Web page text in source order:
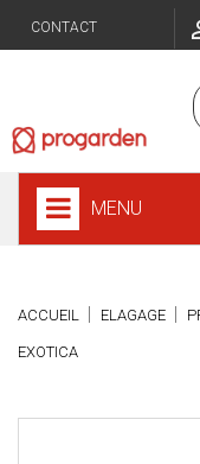
CONTACT
MENU
ACCUEIL ELAGAGE
EXOTICA